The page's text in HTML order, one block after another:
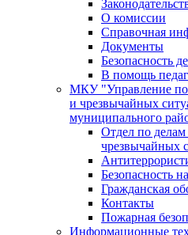
О комиссии
Справочная
Документы
Безопасность
В помощь
МКУ "Управление по
и чрезвычайных
муниципального
Отдел по
чрезвычайных
Безопасность
Гражданская
Контакты
Пожарная
Информационные